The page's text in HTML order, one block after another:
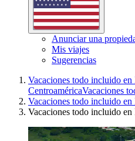
Anunciar una
Mis viajes
Sugerencias
Vacaciones todo incluido
CentroaméricaVacaciones
Vacaciones todo incluido
Vacaciones todo incluido